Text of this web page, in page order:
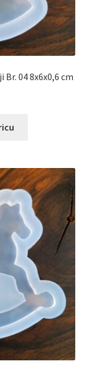
04 8x6x0,6 cm